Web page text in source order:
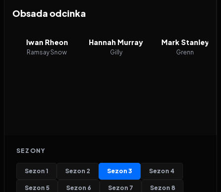
Obsada odcinka
Iwan Rheon
Ramsay Snow
Hannah Murray
Gilly
Mark Stanley
Grenn
SEZONY
Sezon 1 Sezon 2 Sezon 3 Sezon 4
Sezon 5 Sezon 6 Sezon 7 Sezon 8